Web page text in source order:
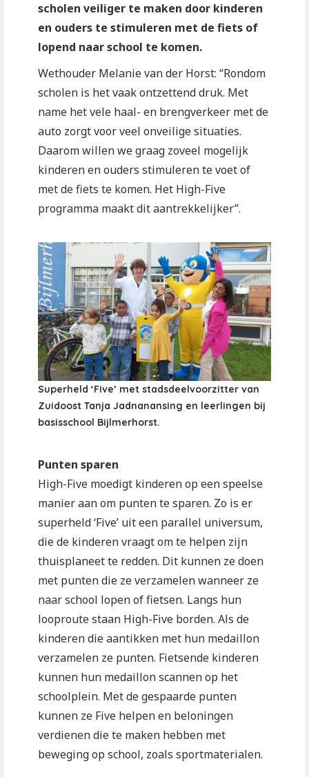
scholen veiliger te maken door kinderen
en ouders te stimuleren met de fiets of
lopend naar school te komen.
Wethouder Melanie van der Horst: “Rondom
scholen is het vaak ontzettend druk. Met
name het vele haal- en brengverkeer met de
auto zorgt voor veel onveilige situaties.
Daarom willen we graag zoveel mogelijk
kinderen en ouders stimuleren te voet of
met de fiets te komen. Het High-Five
programma maakt dit aantrekkelijker”.
Superheld ‘Five’ met stadsdeelvoorzitter van
Zuidoost Tanja Jadnanansing en leerlingen bij
basisschool Bijlmerhorst.
Punten sparen
High-Five moedigt kinderen op een speelse
manier aan om punten te sparen. Zo is er
superheld ‘Five’ uit een parallel universum,
die de kinderen vraagt om te helpen zijn
thuisplaneet te redden. Dit kunnen ze doen
met punten die ze verzamelen wanneer ze
naar school lopen of fietsen. Langs hun
looproute staan High-Five borden. Als de
kinderen die aantikken met hun medaillon
verzamelen ze punten. Fietsende kinderen
kunnen hun medaillon scannen op het
schoolplein. Met de gespaarde punten
kunnen ze Five helpen en beloningen
verdienen die te maken hebben met
beweging op school, zoals sportmaterialen.